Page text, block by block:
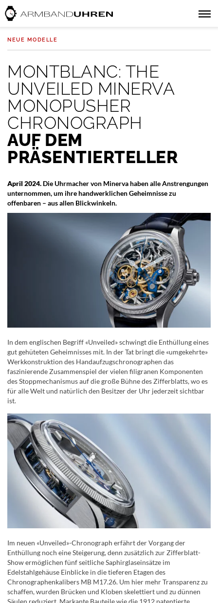
NEUE MODELLE
MONTBLANC: THE
UNVEILED MINERVA
MONOPUSHER
CHRONOGRAPH
AUF DEM
PRÄSENTIERTELLER
April 2024. Die Uhrmacher von Minerva haben alle Anstrengungen
unternommen, um ihre handwerklichen Geheimnisse zu
offenbaren – aus allen Blickwinkeln.
In dem englischen Begriff «Unveiled» schwingt die Enthüllung eines
gut gehüteten Geheimnisses mit. In der Tat bringt die «umgekehrte»
Werkkonstruktion des Handaufzugschronographen das
faszinierende Zusammenspiel der vielen filigranen Komponenten
des Stoppmechanismus auf die große Bühne des Zifferblatts, wo es
für alle Welt und natürlich den Besitzer der Uhr jederzeit sichtbar
ist.
Im neuen «Unveiled»-Chronograph erfährt der Vorgang der
Enthüllung noch eine Steigerung, denn zusätzlich zur Zifferblatt-
Show ermöglichen fünf seitliche Saphirglaseinsätze im
Edelstahlgehäuse Einblicke in die tieferen Etagen des
Chronographenkalibers MB M17.26. Um hier mehr Transparenz zu
schaffen, wurden Brücken und Kloben skelettiert und zu dünnen